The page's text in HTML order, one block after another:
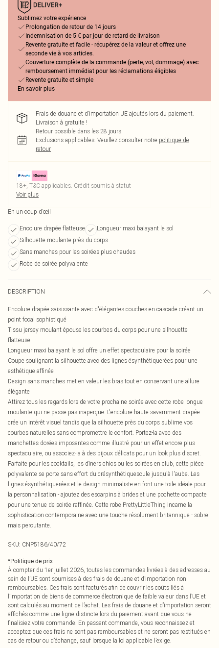
Sublimez votre expérience
Prolongation de retour de 14 jours
Indemnisation de 5 € par jour de retard de livraison
Revente gratuite et facile - récupérez de la valeur et offrez une
seconde vie à vos articles.
Couverture complète de la commande (perte, vol, dommage) avec
remboursement immédiat pour les réclamations éligibles
Revente gratuite et simple
En savoir plus
Frais de douane et d’importation UE ajoutés lors du paiement.
Livraison à gratuite !
Retour possible dans les 28 jours
Exclusions applicables. Veuillez consulter notre politique de
retour
18+, T&C applicables. Crédit soumis à statut
Voir plus
En un coup d’œil
Encolure drapée flatteuse
Longueur maxi balayant le sol
Silhouette moulante près du corps
Sans manches pour les soirées plus chaudes
Robe de soirée polyvalente
DESCRIPTION
Encolure drapée saisissante avec d'élégantes couches en cascade créant un
point focal sophistiqué
Tissu jersey moulant épouse les courbes du corps pour une silhouette
flatteuse
Longueur maxi balayant le sol offre un effet spectaculaire pour la soirée
Coupe soulignant la silhouette avec des lignes ésynthétiquerées pour une
esthétique affinée
Design sans manches met en valeur les bras tout en conservant une allure
élégante
Attirez tous les regards lors de votre prochaine soirée avec cette robe longue
moulante qui ne passe pas inaperçue. L'encolure haute savamment drapée
crée un intérêt visuel tandis que la silhouette près du corps sublime vos
courbes naturelles sans compromettre le confort. Portez-la avec des
manchettes dorées imposantes comme illustré pour un effet encore plus
spectaculaire, ou associez-la à des bijoux délicats pour un look plus discret.
Parfaite pour les cocktails, les dîners chics ou les soirées en club, cette pièce
polyvalente se porte sans effort du crésynthétiquescule jusqu'à l'aube. Les
lignes ésynthétiquerées et le design minimaliste en font une toile idéale pour
la personnalisation - ajoutez des escarpins à brides et une pochette compacte
pour une tenue de soirée raffinée. Cette robe PrettyLittleThing incarne la
sophistication contemporaine avec une touche résolument britannique - sobre
mais percutante.
SKU: CNP5186/40/72
*Politique de prix
À compter du 1er juillet 2026, toutes les commandes livrées à des adresses au
sein de l’UE sont soumises à des frais de douane et d’importation non
remboursables. Ces frais sont facturés afin de couvrir les coûts liés à
l’importation de biens de commerce électronique de faible valeur dans l’UE et
sont calculés au moment de l’achat. Les frais de douane et d’importation seront
affichés comme une ligne distincte lors du paiement avant que vous ne
finalisiez votre commande. En passant commande, vous reconnaissez et
acceptez que ces frais ne sont pas remboursables et ne seront pas restitués en
cas de retour ou d’échange, sauf lorsque la loi applicable l’exige.